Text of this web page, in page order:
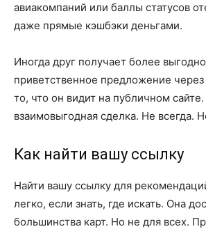
авиакомпаний или баллы статусов
даже прямые кэшбэки деньгами.
Иногда друг получает более
приветственное предложение
то, что он видит на публичном
взаимовыгодная сделка. Не всегда.
Как найти вашу ссылку
Найти вашу ссылку для
легко, если знать, где искать. Она
большинства карт. Но не для всех.